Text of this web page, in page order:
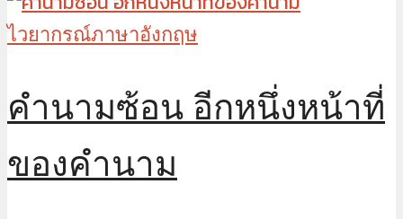
ไวยากรณ์ภาษาอังกฤษ
คำนามซ้อน อีกหนึ่งหน้าที่
ของคำนาม